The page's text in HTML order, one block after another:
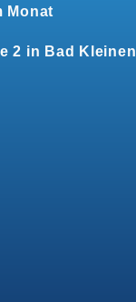
Monat
2 in Bad Kleinen